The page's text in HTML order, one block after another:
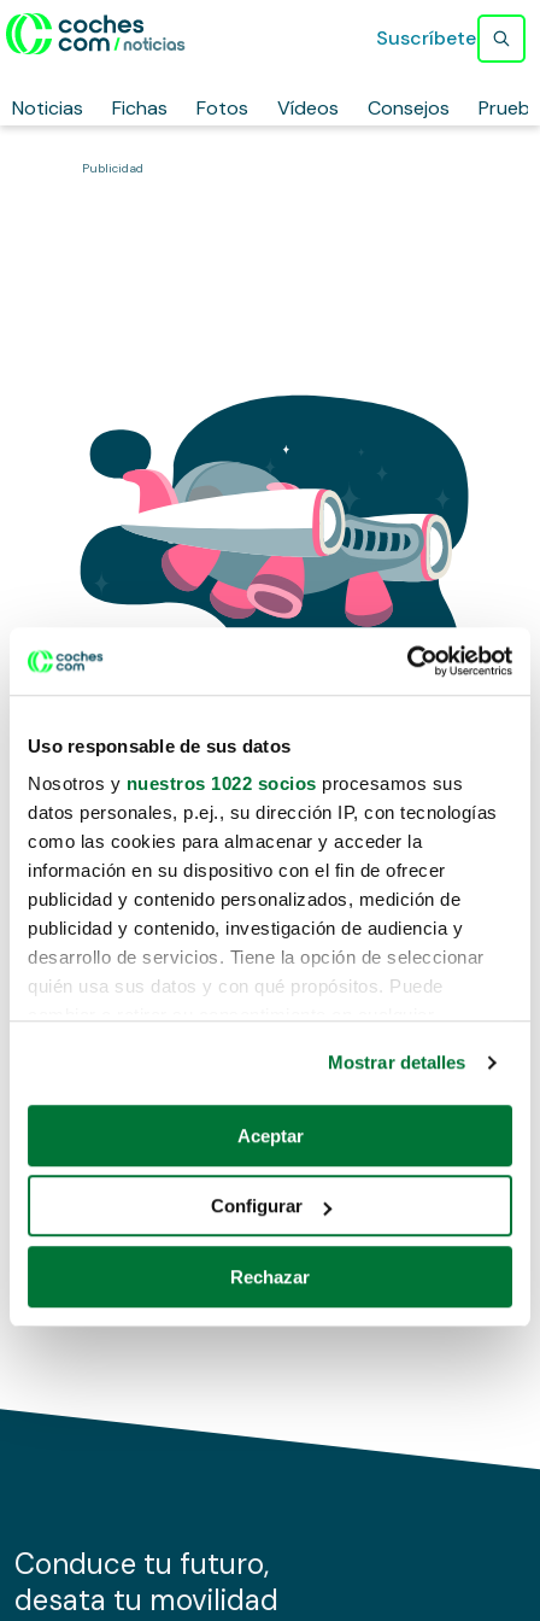
Uso responsable de sus datos
Nosotros y nuestros 1022 socios procesamos sus
datos personales, p.ej., su dirección IP, con tecnologías
como las cookies para almacenar y acceder la
información en su dispositivo con el fin de ofrecer
publicidad y contenido personalizados, medición de
publicidad y contenido, investigación de audiencia y
desarrollo de servicios. Tiene la opción de seleccionar
quién usa sus datos y con qué propósitos. Puede
Si lo permite, también quisiéramos:
Recopilar información sobre su ubicación geográfica
Identificar su dispositivo analizándolo activamente
para buscar características específicas (huellas
Obtenga más información sobre cómo se procesan sus
de cookies.
información sobre el uso que haga del sitio web con
nuestros partners de redes sociales, publicidad y análisis
Mostrar detalles
Aceptar
Configurar
Rechazar
Noticias Fichas Fotos Vídeos Consejos
Suscríbete
Publicidad
Lo sentimos, no sabemos como
te hemos traido hasta aquí.
Pero puedes encontrar el coche que estás
buscando en alguno de estos enlaces:
Coches de segunda mano
Coches de km0
Conduce tu futuro,
desata tu movilidad